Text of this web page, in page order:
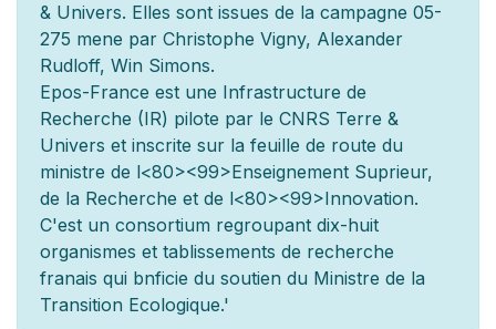
& Univers. Elles sont issues de la campagne 05-
275 mene par Christophe Vigny, Alexander
Rudloff, Win Simons.
Epos-France est une Infrastructure de
Recherche (IR) pilote par le CNRS Terre &
Univers et inscrite sur la feuille de route du
ministre de l<80><99>Enseignement Suprieur,
de la Recherche et de l<80><99>Innovation.
C'est un consortium regroupant dix-huit
organismes et tablissements de recherche
franais qui bnficie du soutien du Ministre de la
Transition Ecologique.'